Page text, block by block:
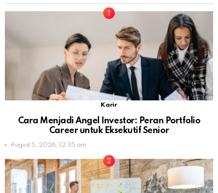
Karir
Cara Menjadi Angel Investor: Peran Portfolio
Career untuk Eksekutif Senior
August 5, 2026, 12:35 am